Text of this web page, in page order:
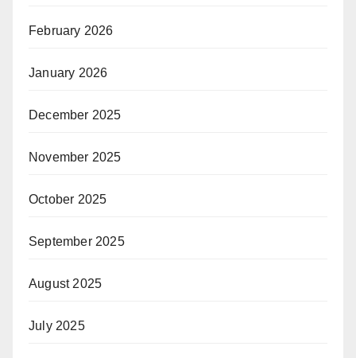
February 2026
January 2026
December 2025
November 2025
October 2025
September 2025
August 2025
July 2025